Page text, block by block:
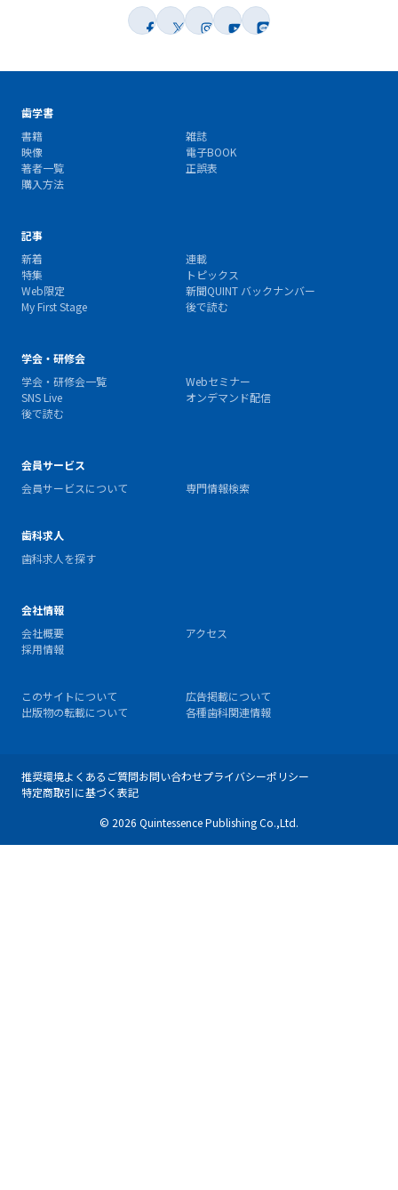
歯学書
書籍
雑誌
映像
電子BOOK
著者一覧
正誤表
購入方法
記事
新着
連載
特集
トピックス
Web限定
新聞QUINT バックナンバー
My First Stage
後で読む
学会・研修会
学会・研修会一覧
Webセミナー
SNS Live
オンデマンド配信
後で読む
会員サービス
会員サービスについて
専門情報検索
歯科求人
歯科求人を探す
会社情報
会社概要
アクセス
採用情報
このサイトについて
広告掲載について
出版物の転載について
各種歯科関連情報
推奨環境よくあるご質問お問い合わせプライバシーポリシー
特定商取引に基づく表記
© 2026 Quintessence Publishing Co.,Ltd.